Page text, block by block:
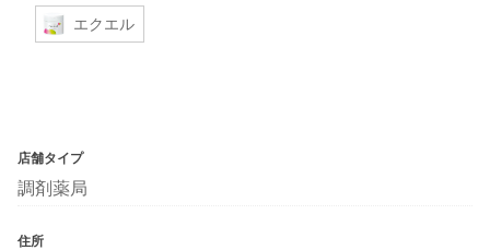
エクエル
店舗タイプ
調剤薬局
住所